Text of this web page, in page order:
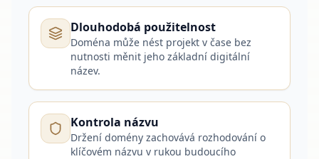
Dlouhodobá použitelnost
Doména může nést projekt v čase bez
nutnosti měnit jeho základní digitální
název.
Kontrola názvu
Držení domény zachovává rozhodování o
klíčovém názvu v rukou budoucího